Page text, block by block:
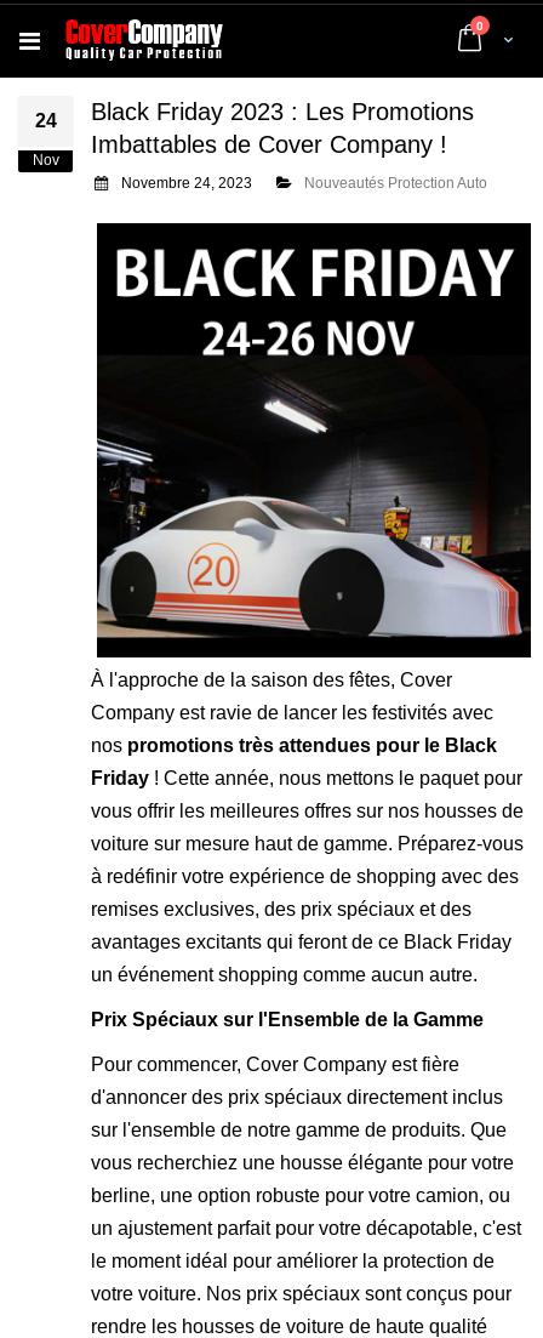
Cart
0 articles
24
Nov
Black Friday 2023 : Les Promotions
Imbattables de Cover Company !
Novembre 24, 2023 Nouveautés Protection Auto
À l'approche de la saison des fêtes, Cover
Company est ravie de lancer les festivités avec
nos promotions très attendues pour le Black
Friday ! Cette année, nous mettons le paquet pour
vous offrir les meilleures offres sur nos housses de
voiture sur mesure haut de gamme. Préparez-vous
à redéfinir votre expérience de shopping avec des
remises exclusives, des prix spéciaux et des
avantages excitants qui feront de ce Black Friday
un événement shopping comme aucun autre.
Prix Spéciaux sur l'Ensemble de la Gamme
Pour commencer, Cover Company est fière
d'annoncer des prix spéciaux directement inclus
sur l'ensemble de notre gamme de produits. Que
vous recherchiez une housse élégante pour votre
berline, une option robuste pour votre camion, ou
un ajustement parfait pour votre décapotable, c'est
le moment idéal pour améliorer la protection de
votre voiture. Nos prix spéciaux sont conçus pour
rendre les housses de voiture de haute qualité